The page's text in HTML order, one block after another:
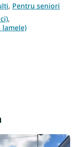
saltelei - 100 kg
, Pentru seniori
,
lamele)